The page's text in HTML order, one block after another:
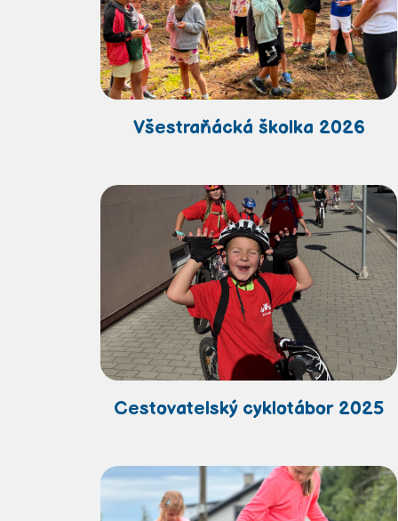
Všestraňácká školka 2026
Cestovatelský cyklotábor 2025